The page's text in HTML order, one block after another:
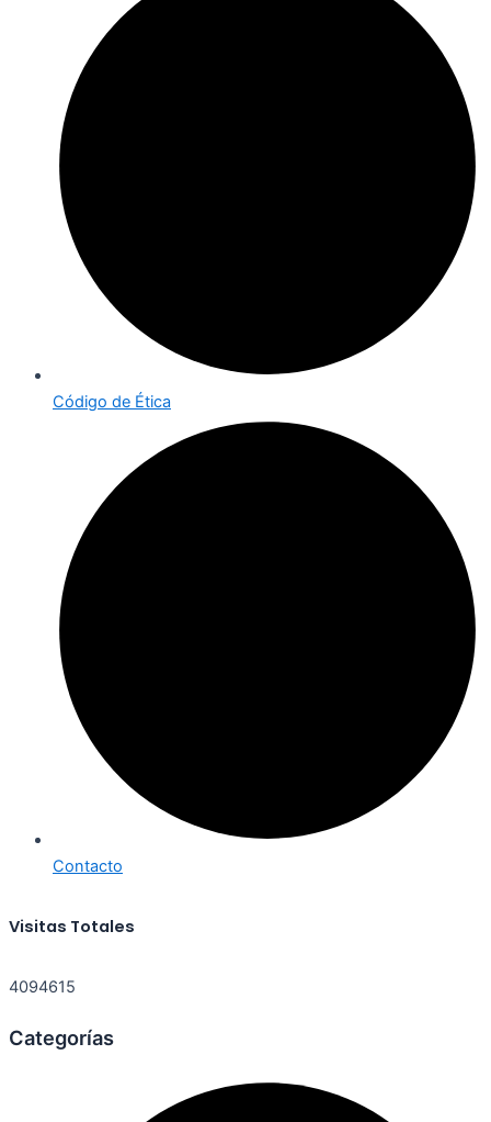
Código de Ética
Contacto
Visitas Totales
4094615
Categorías